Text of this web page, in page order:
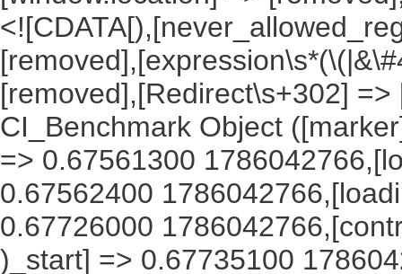
[removed],[Redirect\s+302]
CI_Benchmark Object
=> 0.67561300
0.67562400
0.67726000
)_start] => 0.67735100